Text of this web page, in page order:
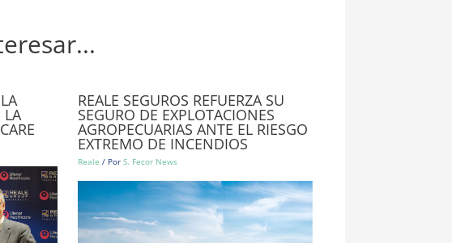
LA
REALE SEGUROS REFUERZA SU
SEGURO DE EXPLOTACIONES
AGROPECUARIAS ANTE EL RIESGO
EXTREMO DE INCENDIOS
Reale / Por S. Fecor News